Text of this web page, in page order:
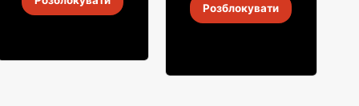
-18 серп. 2026
18 серп. 2026
Розблокувати